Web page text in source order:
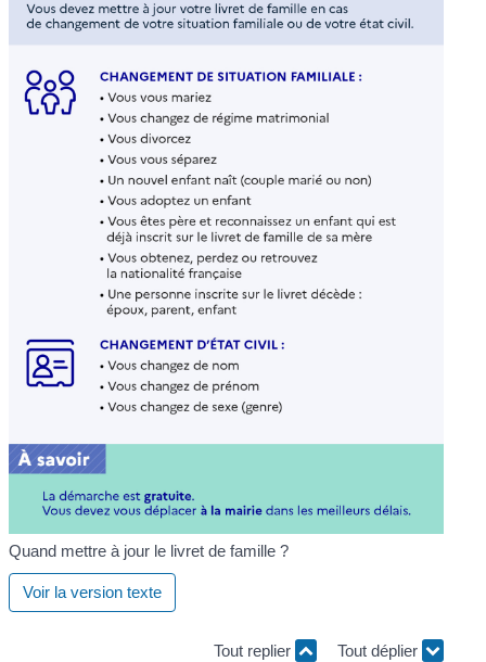
Quand mettre à jour le livret de famille ?
Voir la version texte
Tout replier Tout déplier